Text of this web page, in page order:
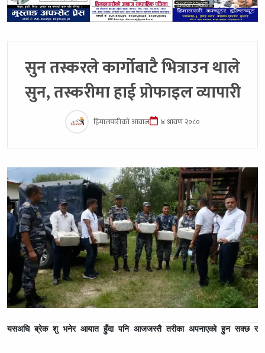
सुन तस्करले कार्गोबाटै भित्राउन थाले
सुन, तस्करीमा हाई प्रोफाइल व्यापारी
हिमालपारीको आवाज ४ श्रावण २०८०
यसअघि ब्रेक शु भनेर आयात हुँदा पनि आजजस्तै तरीका अपनाएको हुन सक्छ र